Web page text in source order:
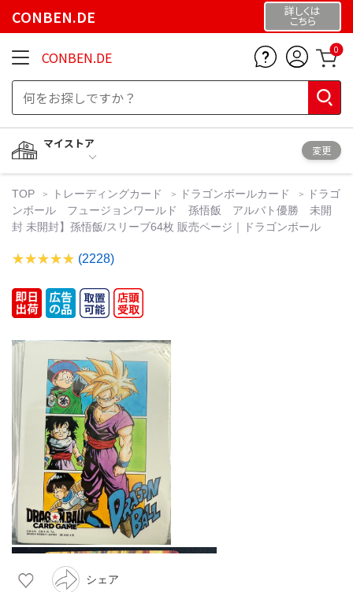
CONBEN.DE 詳しくは
こちら
CONBEN.DE 0
マイストア
変更
TOP トレーディングカード ドラゴンボールカード
ドラゴ
ンボール フュージョンワールド 孫悟飯 アルバト優勝 未開
封 未開封】孫悟飯/スリーブ64枚 販売ページ｜ドラゴンボール
(2228)
シェア